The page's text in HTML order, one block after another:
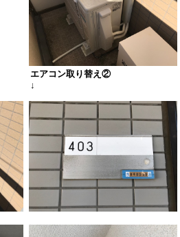
エアコン取り替え②
↓